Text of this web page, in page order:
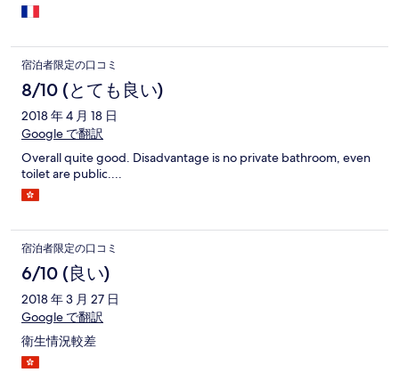
宿泊者限定の口コミ
8/10 (とても良い)
2018 年 4 月 18 日
Google で翻訳
Overall quite good. Disadvantage is no private bathroom, even
toilet are public....
宿泊者限定の口コミ
6/10 (良い)
2018 年 3 月 27 日
Google で翻訳
衛生情況較差